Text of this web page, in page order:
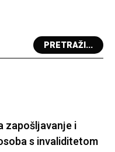
PRETRAŽI...
zapošljavanje i
s invaliditetom